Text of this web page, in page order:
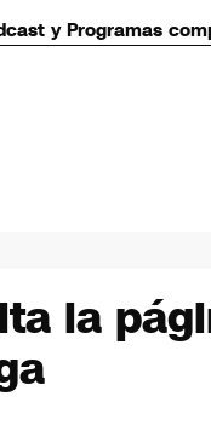
y Programas
la